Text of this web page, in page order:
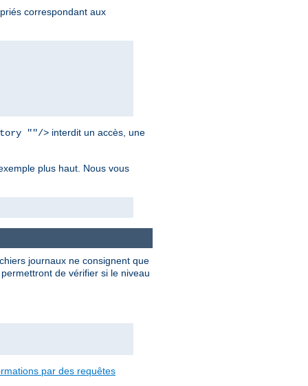
correspondant aux
""/> interdit un accès, une
plus haut. Nous vous
journaux ne consignent que
de vérifier si le niveau
par des requêtes